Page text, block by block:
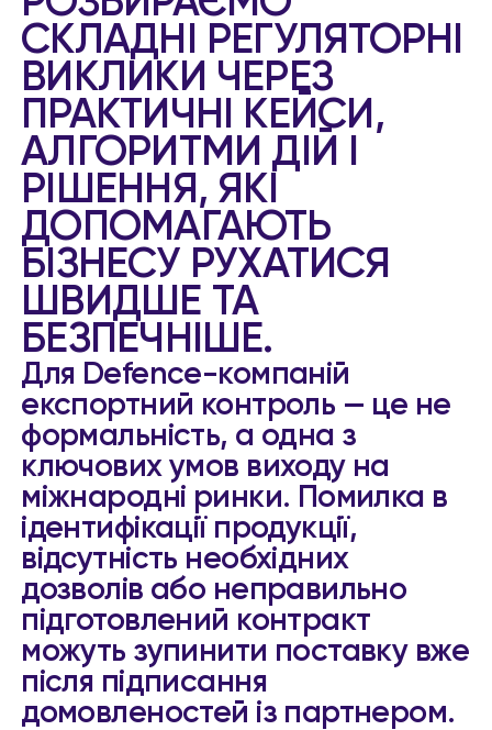
СКЛАДНІ РЕГУЛЯТОРНІ
ВИКЛИКИ ЧЕРЕЗ
ПРАКТИЧНІ КЕЙСИ,
АЛГОРИТМИ ДІЙ І
РІШЕННЯ, ЯКІ
ДОПОМАГАЮТЬ
БІЗНЕСУ РУХАТИСЯ
ШВИДШЕ ТА
БЕЗПЕЧНІШЕ.
Для Defence-компаній
експортний контроль — це не
формальність, а одна з
ключових умов виходу на
міжнародні ринки. Помилка в
ідентифікації продукції,
відсутність необхідних
дозволів або неправильно
підготовлений контракт
можуть зупинити поставку вже
після підписання
домовленостей із партнером.